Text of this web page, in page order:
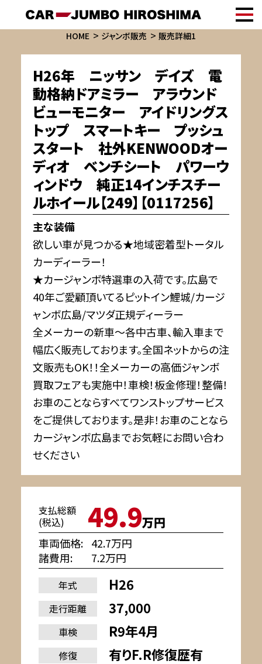
HOME ジャンボ販売 販売詳細1
H26年 ニッサン デイズ 電
動格納ドアミラー アラウンド
ビューモニター アイドリングス
トップ スマートキー プッシュ
スタート 社外KENWOODオー
ディオ ベンチシート パワーウ
ィンドウ 純正14インチスチー
ルホイール【249】【0117256】
主な装備
欲しい車が見つかる★地域密着型トータル
カーディーラー！
★カージャンボ特選車の入荷です。広島で
40年ご愛顧頂いてるピットイン鯉城/カージ
ャンボ広島/マツダ正規ディーラー
全メーカーの新車～各中古車、輸入車まで
幅広く販売しております。全国ネットからの注
文販売もOK！！全メーカーの高価ジャンボ
買取フェアも実施中！車検！板金修理！整備！
お車のことならすべてワンストップサービス
をご提供しております。是非！お車のことなら
カージャンボ広島までお気軽にお問い合わ
せください
支払総額
(税込)
49.9万円
車両価格
42.7万円
諸費用
7.2万円
年式 H26
走行距離 37,000
車検 R9年4月
修復 有りF.R修復歴有